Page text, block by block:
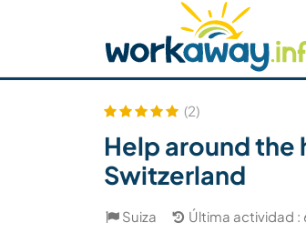
Buscar anfitrión Busca
Seguridad
(2)
Help around the
Switzerland
Suiza Última actividad :